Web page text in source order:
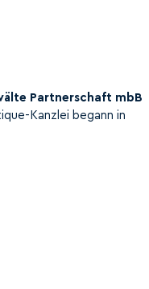
Partnerschaft mbB
Kanzlei begann in